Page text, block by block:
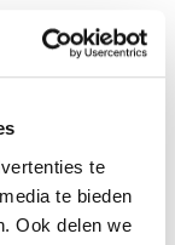
te
te bieden
Ook delen we
& Voll,
Berti. De
moderne
. Bij Lapalma staan
controle, men is
is ISO 9001